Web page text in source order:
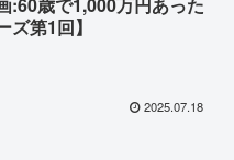
ズ第1回】
2025.07.18